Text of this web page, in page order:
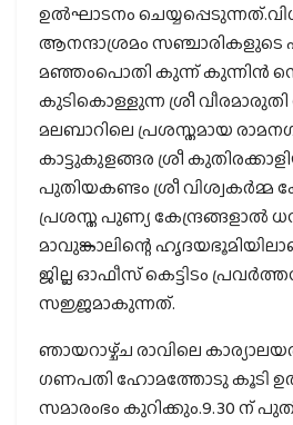
ഉൽഘാടനം
ആനന്ദാശ്രമം
മഞ്ഞംപൊതി കുന്ന് കുന്നിൻ
കുടികൊള്ളുന്ന ശ്രീ വീരമാരുതി
മലബാറിലെ പ്രശസ്തമായ
കാട്ടുകുളങ്ങര ശ്രീ
പുതിയകണ്ടം ശ്രീ വിശ്വകർമ്മ
പ്രശസ്ത പുണ്യ കേന്ദ്രങ്ങളാൽ
മാവുങ്കാലിന്റെ
ജില്ല ഓഫീസ് കെട്ടിടം
സജ്ജമാകുന്നത്.
ഞായറാഴ്ച്ച രാവിലെ
ഗണപതി ഹോമത്തോടു കൂടി
സമാരംഭം കുറിക്കും.9.30 ന്